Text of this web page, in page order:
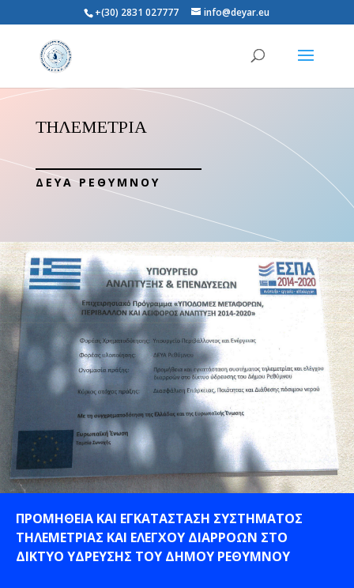
+(30) 2831 027777 info@deyar.eu
ΤΗΛΕΜΕΤΡΙΑ
ΔΕΥΑ ΡΕΘΥΜΝΟΥ
ΠΡΟΜΗΘΕΙΑ ΚΑΙ ΕΓΚΑΤΑΣΤΑΣΗ ΣΥΣΤΗΜΑΤΟΣ
ΤΗΛΕΜΕΤΡΙΑΣ ΚΑΙ ΕΛΕΓΧΟΥ ΔΙΑΡΡΟΩΝ ΣΤΟ
ΔΙΚΤΥΟ ΥΔΡΕΥΣΗΣ ΤΟΥ ΔΗΜΟΥ ΡΕΘΥΜΝΟΥ